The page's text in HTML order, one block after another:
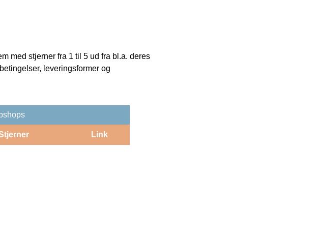
med stjerner fra 1 til 5 ud fra bl.a. deres
leveringsformer og
Link